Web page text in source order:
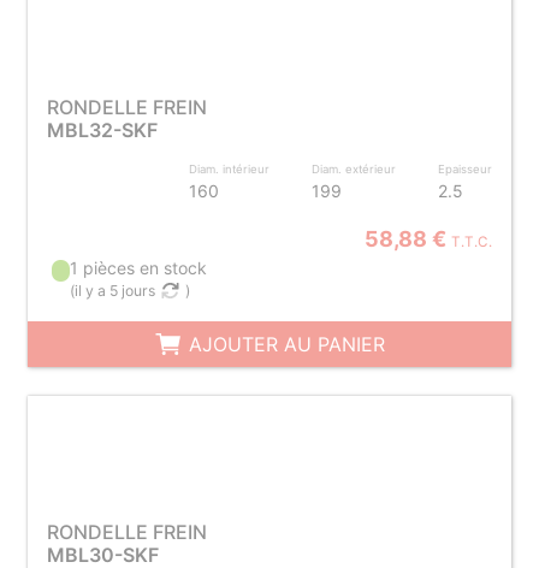
RONDELLE FREIN
MBL32-SKF
Diam. intérieur
160
Diam. extérieur
199
Epaisseur
2.5
58,88 € T.T.C.
1 pièces en stock
(il y a 5 jours )
AJOUTER AU PANIER
RONDELLE FREIN
MBL30-SKF